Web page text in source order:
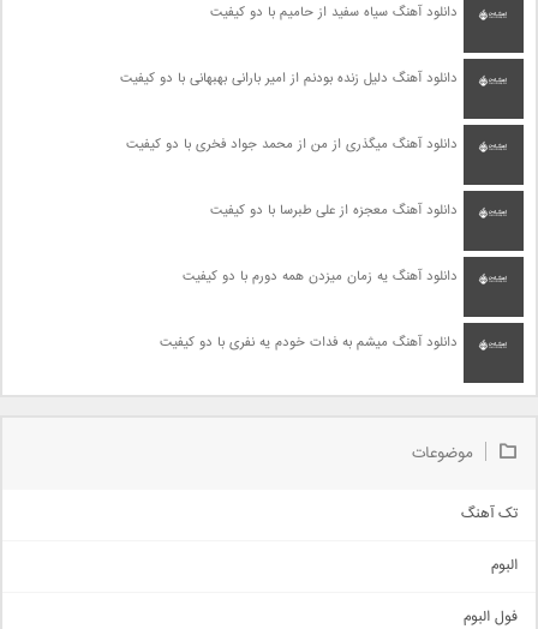
دانلود آهنگ سیاه سفید از حامیم با دو کیفیت
دانلود آهنگ دلیل زنده بودنم از امیر بارانی بهبهانی با دو کیفیت
دانلود آهنگ میگذری از من از محمد جواد فخری با دو کیفیت
دانلود آهنگ معجزه از علی طبرسا با دو کیفیت
دانلود آهنگ یه زمان میزدن همه دورم با دو کیفیت
دانلود آهنگ میشم به فدات خودم یه نفری با دو کیفیت
موضوعات
تک آهنگ
اجتماعی
البوم
فول البوم